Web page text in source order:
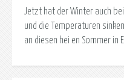
Jetzt hat der Winter auch
und die Temperaturen
an diesen hei en Sommer in